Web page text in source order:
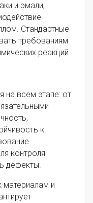
и эмали,
Стандартные
требованиям
реакций.
на всем этапе: от
к
контроля
дефекты.
материалам и